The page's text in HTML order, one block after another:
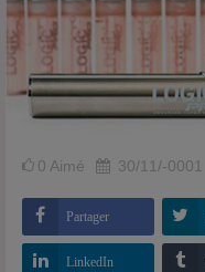
Ciga +
0 Aimé 30/11/-0001
Partager
LinkedIn